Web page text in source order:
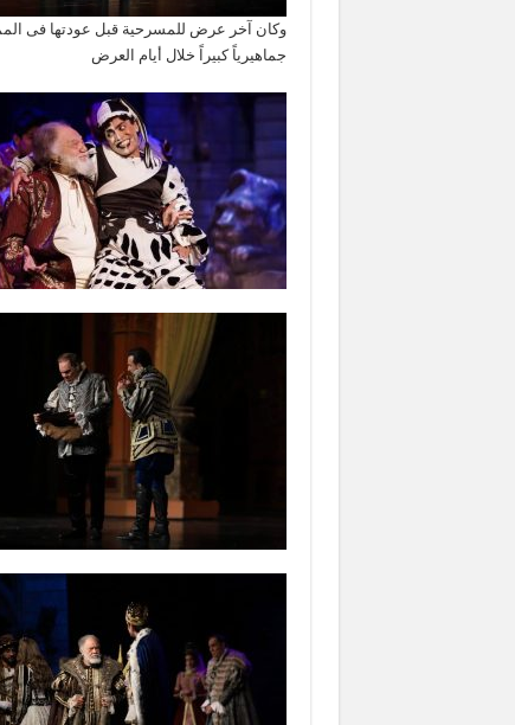
جماهيرياً كبيراً خلال أيام العرض